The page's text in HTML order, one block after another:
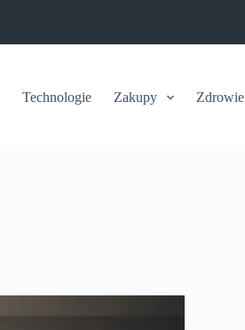
Technologie Zakupy Zdrowie